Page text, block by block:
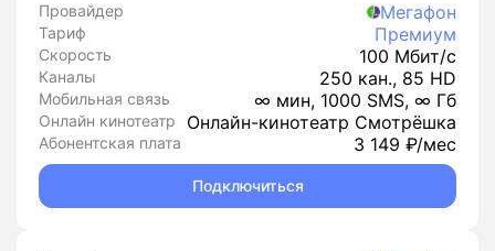
Провайдер Мегафон
Тариф Премиум
Скорость 100 Мбит/с
Каналы 250 кан., 85 HD
Мобильная связь ∞ мин, 1000 SMS, ∞ Гб
Онлайн кинотеатр Онлайн-кинотеатр Смотрёшка
Абонентская плата 3 149 ₽/мес
Подключиться